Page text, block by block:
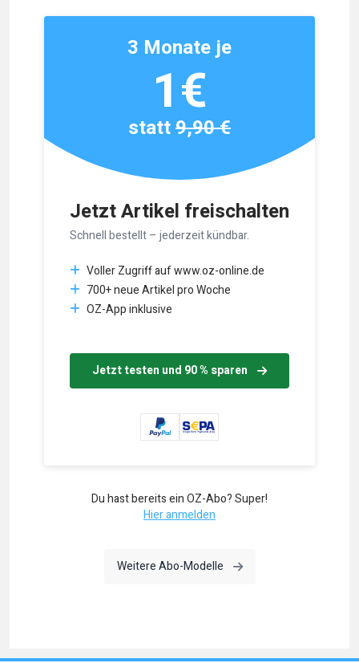
Jetzt Artikel freischalten
Schnell bestellt – jederzeit kündbar.
Voller Zugriff auf www.oz-online.de
700+ neue Artikel pro Woche
OZ-App inklusive
Jetzt testen und 90 % sparen
3 Monate je
1€
statt9,90 €
Du hast bereits ein OZ-Abo? Super!
Hier anmelden
Weitere Abo-Modelle